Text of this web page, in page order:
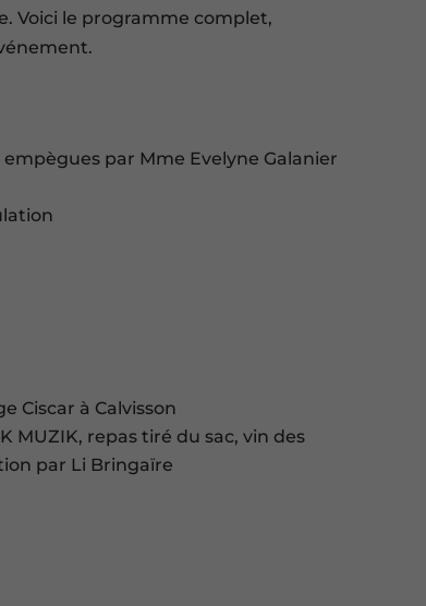
Voici le programme complet,
par Mme Evelyne Galanier
Ciscar à Calvisson
MUZIK, repas tiré du sac, vin des
par Li Bringaïre